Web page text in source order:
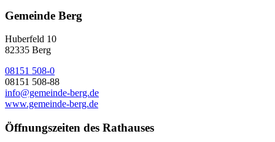
Gemeinde Berg
Huberfeld 10
82335 Berg
08151 508-0
08151 508-88
info@gemeinde-berg.de
www.gemeinde-berg.de
Öffnungszeiten des Rathauses